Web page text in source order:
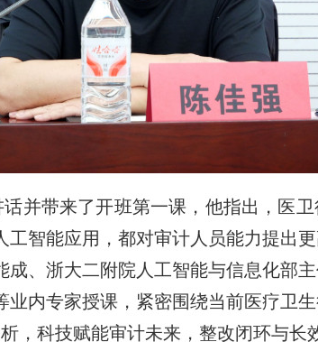
并带来了开班第一课，他指出，医
工智能应用，都对审计人员能力提出
成、浙大二附院人工智能与信息化部
业内专家授课，紧密围绕当前医疗卫
，科技赋能审计未来，整改闭环与长